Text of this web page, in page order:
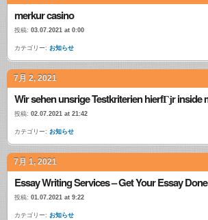
merkur casino
投稿: 03.07.2021 at 0:00
カテゴリー: お知らせ
7月 2, 2021
投稿: 02.07.2021 at 21:42
カテゴリー: お知らせ
7月 1, 2021
Essay Writing Services – Get Your Essay Done
投稿: 01.07.2021 at 9:22
カテゴリー: お知らせ